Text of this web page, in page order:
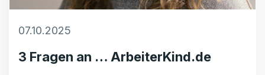
07.10.2025
3 Fragen an … ArbeiterKind.de